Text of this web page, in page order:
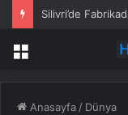
Silivri’de
Menü
Anasayfa / Dünya